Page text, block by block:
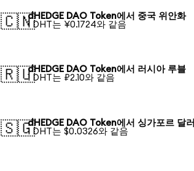
🇨🇳dHEDGE DAO Token에서 중국 위안화
1 DHT는 ¥0.1724와 같음
🇷🇺dHEDGE DAO Token에서 러시아 루블
1 DHT는 ₽2.10와 같음
🇸🇬dHEDGE DAO Token에서 싱가포르 달러
1 DHT는 $0.0326와 같음